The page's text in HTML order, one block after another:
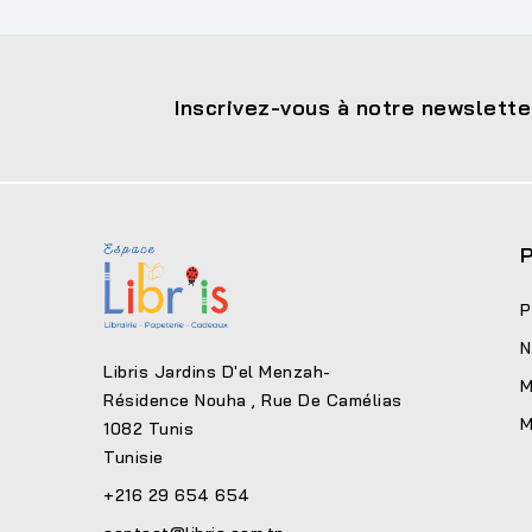
Inscrivez-vous à notre
Libris Jardins D'el Menzah-
Résidence Nouha , Rue De Camélias
1082 Tunis
Tunisie
+216 29 654 654